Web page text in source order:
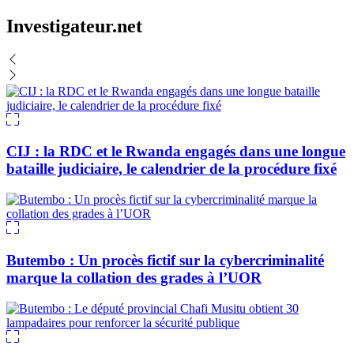
Investigateur.net
CIJ : la RDC et le Rwanda engagés dans une longue
bataille judiciaire, le calendrier de la procédure fixé
Butembo : Un procès fictif sur la cybercriminalité
marque la collation des grades à l’UOR